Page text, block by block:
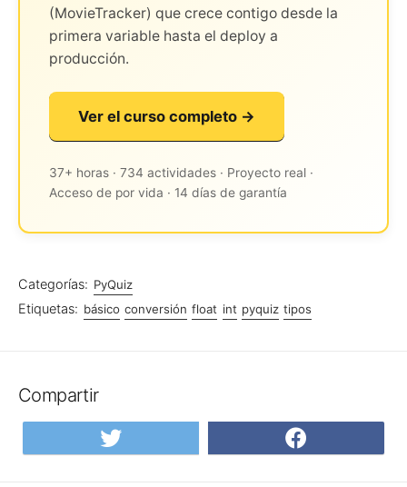
(MovieTracker) que crece contigo desde la
primera variable hasta el deploy a
producción.
Ver el curso completo →
37+ horas · 734 actividades · Proyecto real ·
Acceso de por vida · 14 días de garantía
Categorías: PyQuiz
Etiquetas: básico conversión float int pyquiz tipos
Compartir
Compartir
en
en